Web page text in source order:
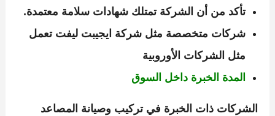
تأكد من أن الشركة تمتلك شهادات سلامة معتمدة.
شركات متخصصة مثل شركة ايجيبت ليفت تعمل
مثل الشركات الأوروبية
المدة الخبرة داخل السوق
الشركات ذات الخبرة في تركيب وصيانة المصاعد